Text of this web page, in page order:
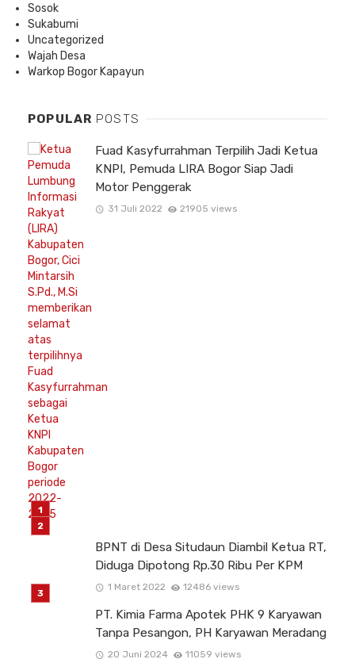
Sosok
Sukabumi
Uncategorized
Wajah Desa
Warkop Bogor Kapayun
POPULAR POSTS
Fuad Kasyfurrahman Terpilih Jadi Ketua
KNPI, Pemuda LIRA Bogor Siap Jadi
Motor Penggerak
31 Juli 2022 21905 views
BPNT di Desa Situdaun Diambil Ketua RT,
Diduga Dipotong Rp.30 Ribu Per KPM
1 Maret 2022 12486 views
PT. Kimia Farma Apotek PHK 9 Karyawan
Tanpa Pesangon, PH Karyawan Meradang
20 Juni 2024 11059 views